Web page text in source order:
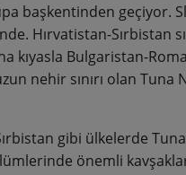
başkentinden geçiyor.
Hırvatistan-Sırbistan
Bulgaristan-
nehir sınırı olan
gibi ülkelerde
önemli